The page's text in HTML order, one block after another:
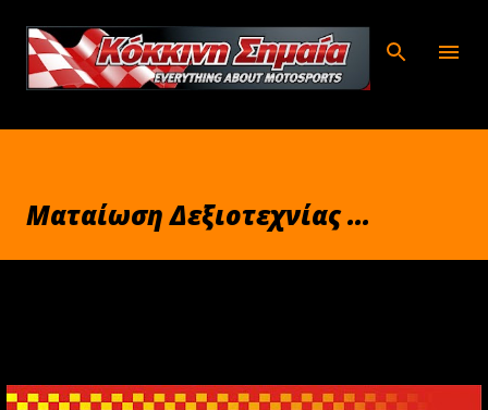
Μετάβαση στο κύριο περιεχόμενο
Ματαίωση Δεξιοτεχνίας ...